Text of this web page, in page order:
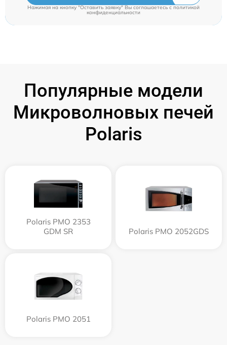
Нажимая на кнопку "Оставить заявку" Вы соглашаетесь c политикой
конфиденциальности
Популярные модели
Микроволновых печей
Polaris
Polaris PMO 2353
GDM SR
Polaris PMO 2052GDS
Polaris PMO 2051